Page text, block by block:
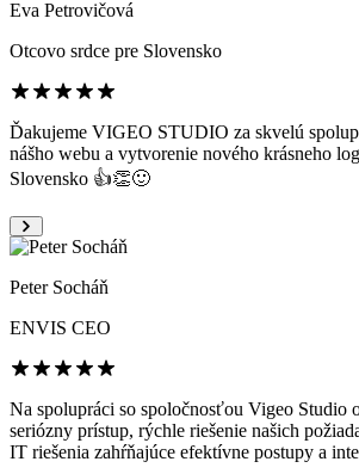
Eva Petrovičová
Otcovo srdce pre Slovensko
Ďakujeme VIGEO STUDIO za skvelú
nášho webu a vytvorenie nového krásneho
Slovensko 👍👏🙂
Peter Socháň
ENVIS CEO
Na spolupráci so spoločnosťou Vigeo Studio
seriózny prístup, rýchle riešenie našich
IT riešenia zahŕňajúce efektívne postupy a